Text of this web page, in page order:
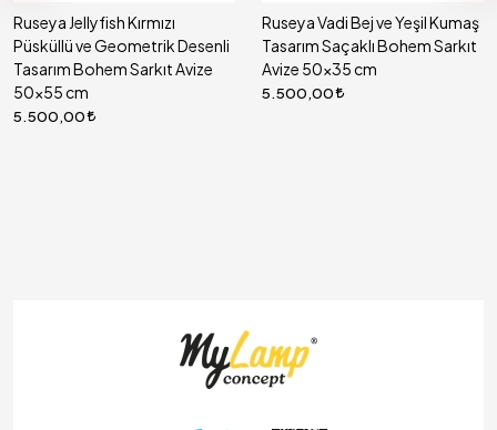
Ruseya Jellyfish Kırmızı
Püsküllü ve Geometrik Desenli
Tasarım Bohem Sarkıt Avize
50x55 cm
5.500,00
Ruseya Vadi Bej ve Yeşil Kumaş
Tasarım Saçaklı Bohem Sarkıt
Avize 50x35 cm
5.500,00